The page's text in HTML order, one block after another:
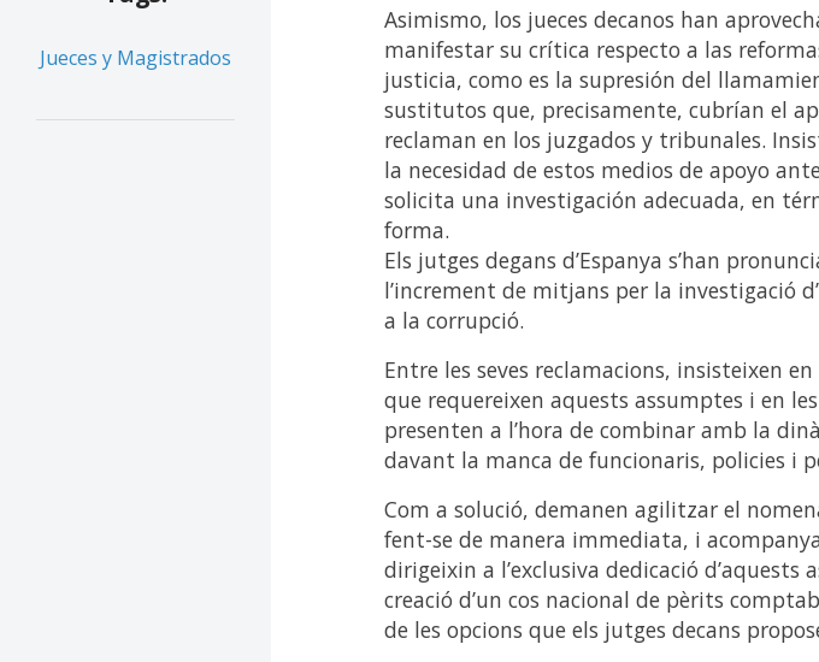
Jueces y Magistrados
Asimismo, los jueces decanos han
manifestar su crítica respecto a las
justicia, como es la supresión del
sustitutos que, precisamente, cubrían el
reclaman en los juzgados y tribunales.
la necesidad de estos medios de apoyo
solicita una investigación adecuada, en
forma.
Els jutges degans d’Espanya s’han
l’increment de mitjans per la investigació
a la corrupció.
Entre les seves reclamacions, insisteixen
que requereixen aquests assumptes i en
presenten a l’hora de combinar amb la
davant la manca de funcionaris, policies i
Com a solució, demanen agilitzar el
fent-se de manera immediata, i
dirigeixin a l’exclusiva dedicació d’aquests
creació d’un cos nacional de pèrits
de les opcions que els jutges decans